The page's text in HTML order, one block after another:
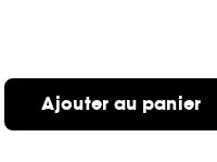
Ajouter au panier